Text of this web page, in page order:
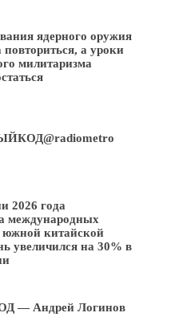
ядерного оружия
а уроки
милитаризма
2026 года
международных
южной китайской
увеличился на 30% в
— Андрей Логинов